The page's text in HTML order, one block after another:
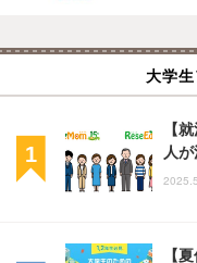
大学
【
人
【